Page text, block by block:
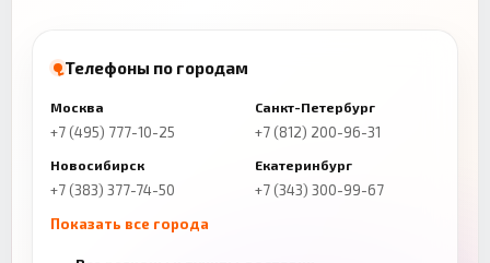
Телефоны по городам
Москва
+7 (495) 777-10-25
Санкт-Петербург
+7 (812) 200-96-31
Новосибирск
+7 (383) 377-74-50
Екатеринбург
+7 (343) 300-99-67
Показать все города